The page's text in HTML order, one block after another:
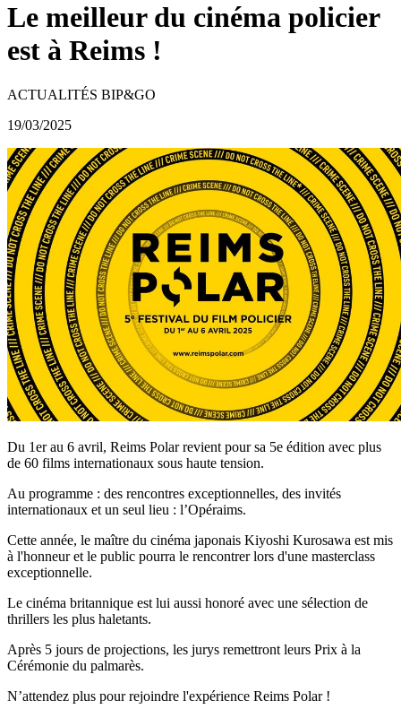
Le meilleur du cinéma policier
est à Reims !
ACTUALITÉS BIP&GO
19/03/2025
Du 1er au 6 avril, Reims Polar revient pour sa 5e édition avec plus
de 60 films internationaux sous haute tension.
Au programme : des rencontres exceptionnelles, des invités
internationaux et un seul lieu : l’Opéraims.
Cette année, le maître du cinéma japonais Kiyoshi Kurosawa est mis
à l'honneur et le public pourra le rencontrer lors d'une masterclass
exceptionnelle.
Le cinéma britannique est lui aussi honoré avec une sélection de
thrillers les plus haletants.
Après 5 jours de projections, les jurys remettront leurs Prix à la
Cérémonie du palmarès.
N’attendez plus pour rejoindre l'expérience Reims Polar !